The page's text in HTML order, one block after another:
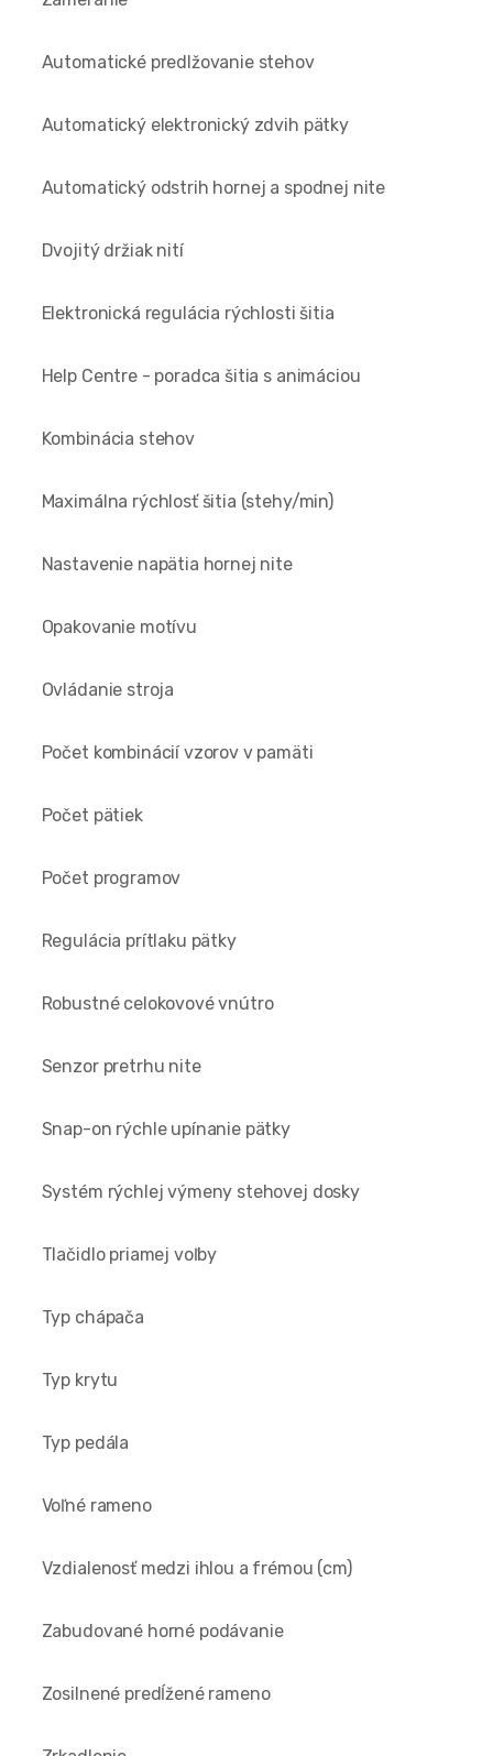
Automatické predlžovanie stehov
Automatický elektronický zdvih pätky
Automatický odstrih hornej a spodnej nite
Dvojitý držiak nití
Elektronická regulácia rýchlosti šitia
Help Centre - poradca šitia s animáciou
Kombinácia stehov
Maximálna rýchlosť šitia (stehy/min)
Nastavenie napätia hornej nite
Opakovanie motívu
Ovládanie stroja
Počet kombinácií vzorov v pamäti
Počet pätiek
Počet programov
Regulácia prítlaku pätky
Robustné celokovové vnútro
Senzor pretrhu nite
Snap-on rýchle upínanie pätky
Systém rýchlej výmeny stehovej dosky
Tlačidlo priamej voľby
Typ chápača
Typ krytu
Typ pedála
Voľné rameno
Vzdialenosť medzi ihlou a frémou (cm)
Zabudované horné podávanie
Zosilnené predĺžené rameno